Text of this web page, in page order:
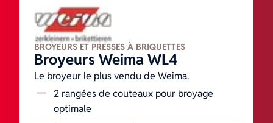
BROYEURS ET PRESSES À BRIQUETTES
Broyeurs Weima WL4
Le broyeur le plus vendu de Weima.
2 rangées de couteaux pour broyage
optimale